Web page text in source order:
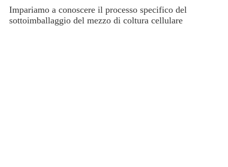
Impariamo a conoscere il processo specifico del
sottoimballaggio del mezzo di coltura cellulare